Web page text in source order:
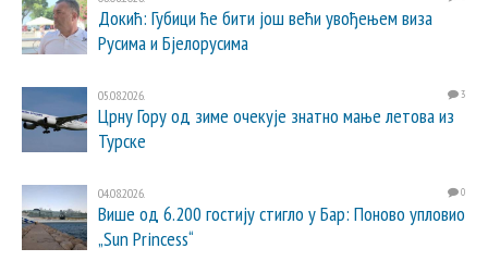
Докић: Губици ће бити још већи увођењем виза
Русима и Бјелорусима
05.08.2026. 3
Црну Гору од зиме очекује знатно мање летова из
Турске
04.08.2026. 0
Више од 6.200 гостију стигло у Бар: Поново упловио
„Sun Princess“